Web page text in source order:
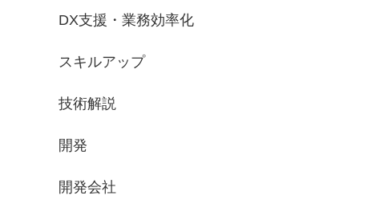
DX支援・業務効率化
スキルアップ
技術解説
開発
開発会社